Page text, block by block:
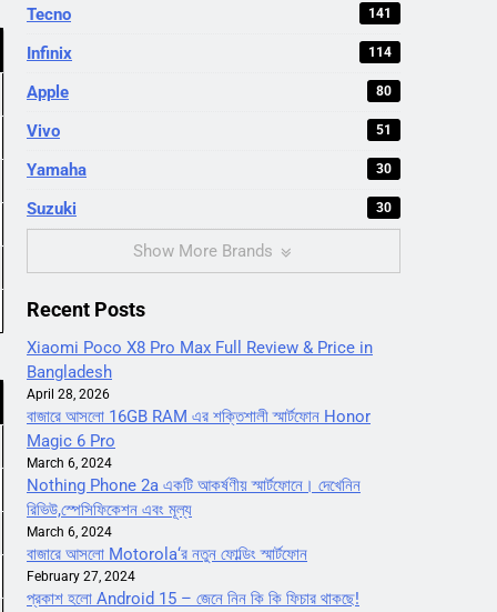
Tecno 141
Infinix 114
Apple 80
Vivo 51
Yamaha 30
Suzuki 30
Show More Brands
Recent Posts
Xiaomi Poco X8 Pro Max Full Review & Price in
Bangladesh
April 28, 2026
বাজারে আসলো 16GB RAM এর শক্তিশালী স্মার্টফোন Honor
Magic 6 Pro
March 6, 2024
Nothing Phone 2a একটি আকর্ষণীয় স্মার্টফোনে। দেখেনিন
রিভিউ,স্পেসিফিকেশন এবং মূল্য
March 6, 2024
বাজারে আসলো Motorola‘র নতুন ফোল্ডিং স্মার্টফোন
February 27, 2024
প্রকাশ হলো Android 15 – জেনে নিন কি কি ফিচার থাকছে!